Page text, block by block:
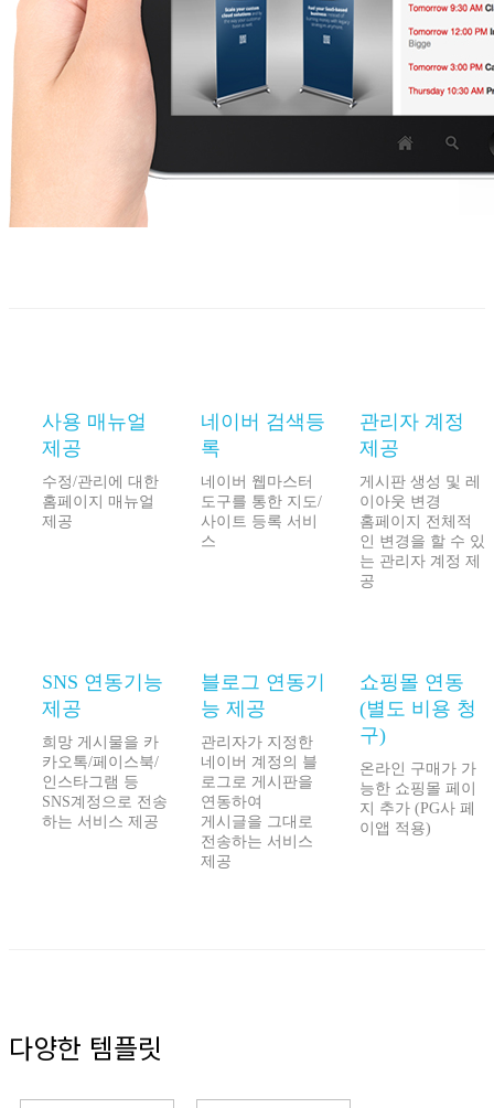
사용 매뉴얼
제공
수정/관리에 대한
홈페이지 매뉴얼
제공
네이버 검색등
록
네이버 웹마스터
도구를 통한 지도/
사이트 등록 서비
스
관리자 계정
제공
게시판 생성 및 레
이아웃 변경
홈페이지 전체적
인 변경을 할 수 있
는 관리자 계정 제
공
SNS 연동기능
제공
희망 게시물을 카
카오톡/페이스북/
인스타그램 등
SNS계정으로 전송
하는 서비스 제공
블로그 연동기
능 제공
관리자가 지정한
네이버 계정의 블
로그로 게시판을
연동하여
게시글을 그대로
전송하는 서비스
제공
쇼핑몰 연동
(별도 비용 청
구)
온라인 구매가 가
능한 쇼핑몰 페이
지 추가 (PG사 페
이앱 적용)
다양한 템플릿